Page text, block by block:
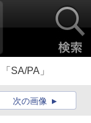
SA/PA」
次の画像